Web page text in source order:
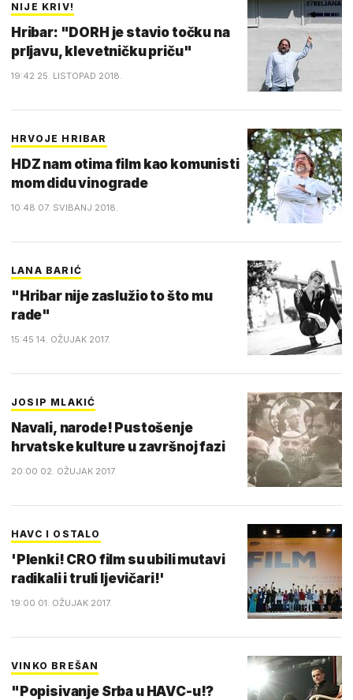
NIJE KRIV!
Hribar: "DORH je stavio točku na
prljavu, klevetničku priču"
19:42 25. LISTOPAD 2018.
HRVOJE HRIBAR
HDZ nam otima film kao komunisti
mom didu vinograde
10:48 07. SVIBANJ 2018.
LANA BARIĆ
"Hribar nije zaslužio to što mu
rade"
15:45 14. OŽUJAK 2017.
JOSIP MLAKIĆ
Navali, narode! Pustošenje
hrvatske kulture u završnoj fazi
20:00 02. OŽUJAK 2017.
HAVC I OSTALO
'Plenki! CRO film su ubili mutavi
radikali i truli ljevičari!'
19:00 01. OŽUJAK 2017.
VINKO BREŠAN
"Popisivanje Srba u HAVC-u!?